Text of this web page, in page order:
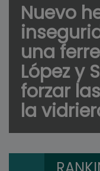
Nuevo
una
López y
forzar
la